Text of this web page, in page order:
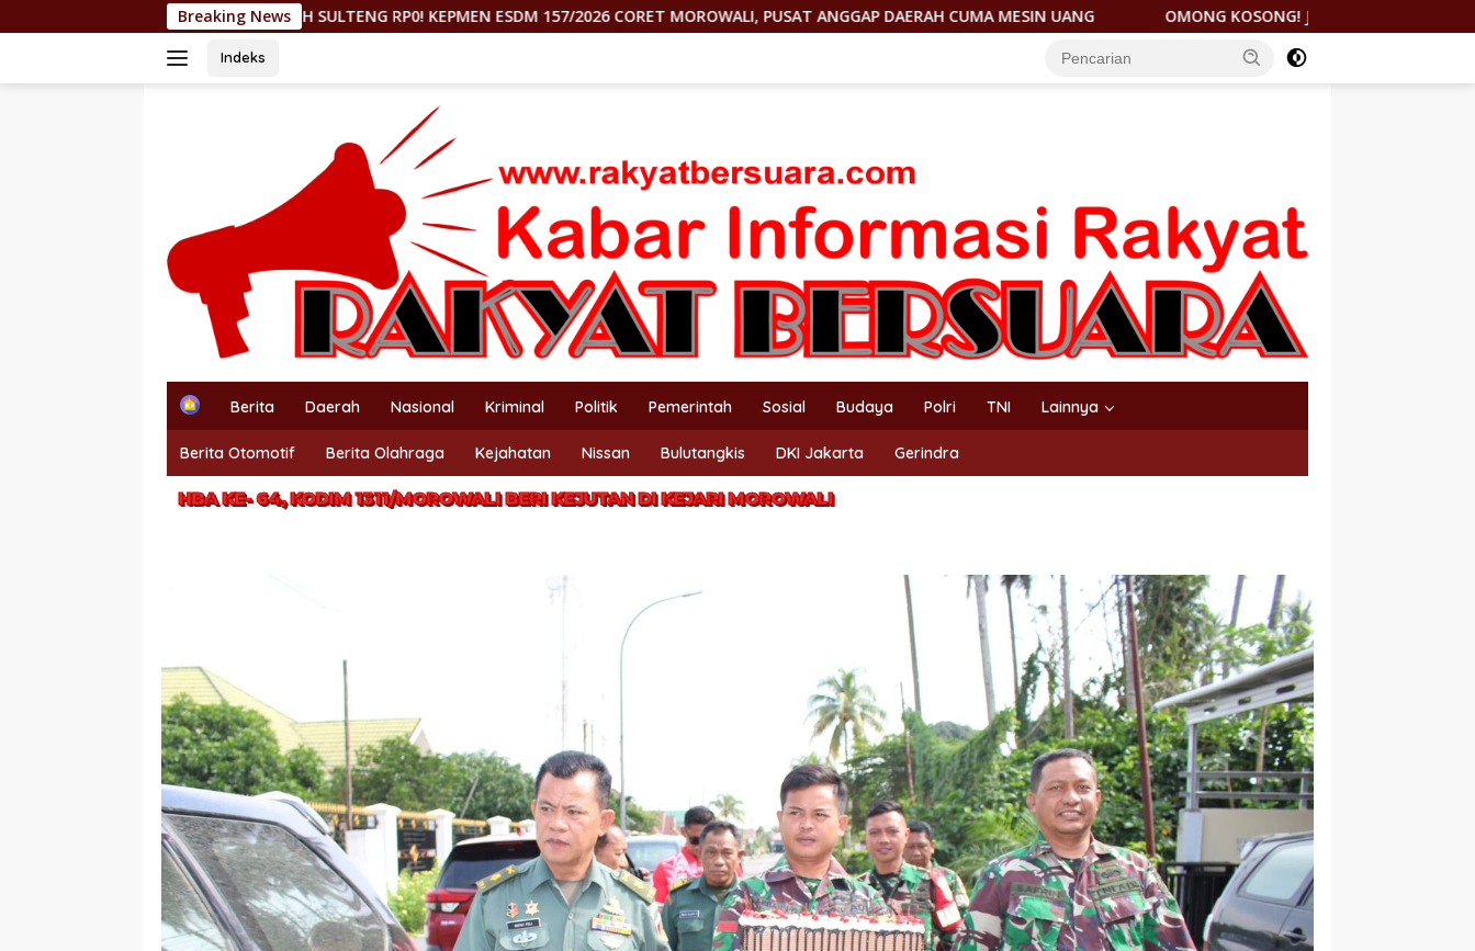
ke
Breaking News
DBH SULTENG RP0! KEPMEN ESDM 157/2026 CORET MOROWALI, PUSAT ANGGAP DAERAH CUMA MESIN UANG OMONG KOSONG! JANTUNG HILIRISASI NIKEL DICORET, PEMDA
Indeks
H
m
e
Berita Daerah Nasional Kriminal Politik Pemerintah Sosial Budaya Polri TNI Lainnya
Berita Otomotif Berita Olahraga Kejahatan Nissan Bulutangkis DKI Jakarta Gerindra
HBA KE- 64, KODIM 1311/MOROWALI BERI KEJUTAN DI KEJARI MOROWALI